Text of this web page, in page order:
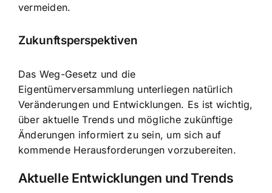
vermeiden.
Zukunftsperspektiven
Das Weg-Gesetz und die
Eigentümerversammlung unterliegen natürlich
Veränderungen und Entwicklungen. Es ist wichtig,
über aktuelle Trends und mögliche zukünftige
Änderungen informiert zu sein, um sich auf
kommende Herausforderungen vorzubereiten.
Aktuelle Entwicklungen und Trends